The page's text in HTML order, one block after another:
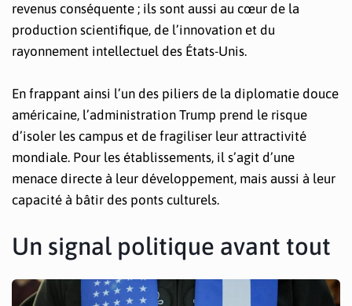
revenus conséquente ; ils sont aussi au cœur de la
production scientifique, de l’innovation et du
rayonnement intellectuel des États-Unis.
En frappant ainsi l’un des piliers de la diplomatie douce
américaine, l’administration Trump prend le risque
d’isoler les campus et de fragiliser leur attractivité
mondiale. Pour les établissements, il s’agit d’une
menace directe à leur développement, mais aussi à leur
capacité à bâtir des ponts culturels.
Un signal politique avant tout